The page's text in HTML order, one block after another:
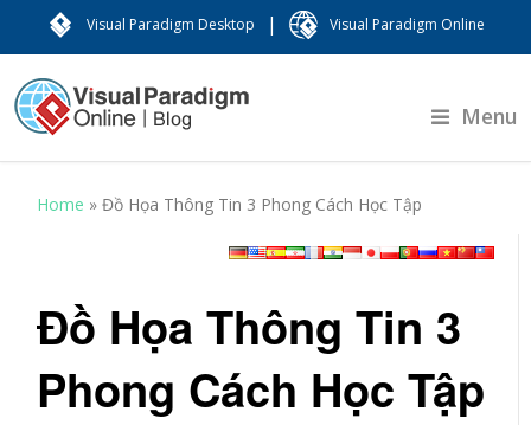
Visual Paradigm Desktop | Visual Paradigm Online
Menu
Home »Đồ Họa Thông Tin 3 Phong Cách Học Tập
Đồ Họa Thông Tin 3
Phong Cách Học Tập